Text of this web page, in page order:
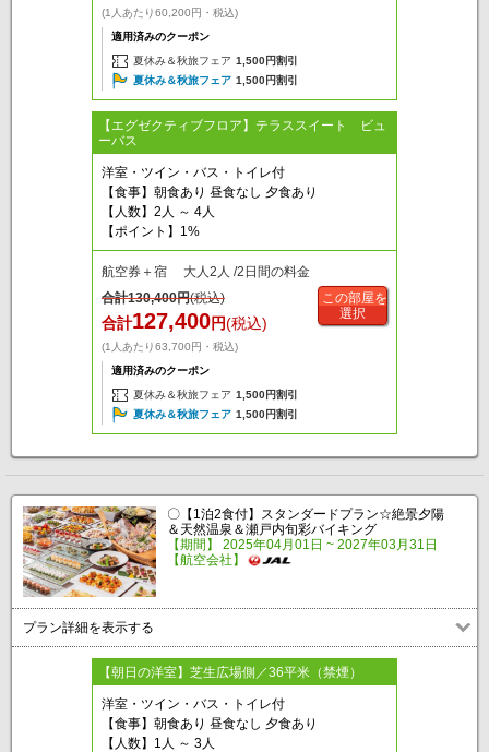
(1人あたり60,200円・税込)
適用済みのクーポン
夏休み＆秋旅フェア 1,500円割引
夏休み＆秋旅フェア 1,500円割引
【エグゼクティブフロア】テラススイート ビュ
ーバス
洋室・ツイン・バス・トイレ付
【食事】朝食あり 昼食なし 夕食あり
【人数】2人 ～ 4人
【ポイント】1%
航空券＋宿 大人2人 /2日間の料金
合計130,400円(税込)
合計127,400円(税込)
(1人あたり63,700円・税込)
適用済みのクーポン
夏休み＆秋旅フェア 1,500円割引
夏休み＆秋旅フェア 1,500円割引
この部屋を
選択
〇【1泊2食付】スタンダードプラン☆絶景夕陽
＆天然温泉＆瀬戸内旬彩バイキング
【期間】 2025年04月01日 ~ 2027年03月31日
【航空会社】
プラン詳細を表示する
【朝日の洋室】芝生広場側／36平米（禁煙）
洋室・ツイン・バス・トイレ付
【食事】朝食あり 昼食なし 夕食あり
【人数】1人 ～ 3人